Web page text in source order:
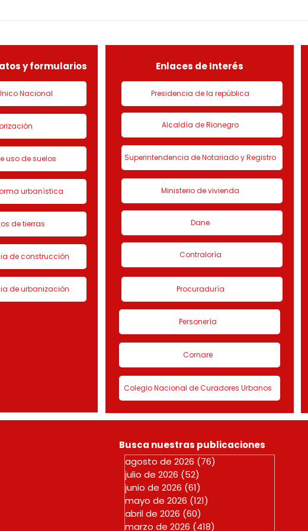
de urbanización 1 denominado
y formularios
Nacional
uso de suelos
urbanística
de tierras
de construcción
de urbanización
Enlaces de Interés
Presidencia de la república
Alcaldía de Rionegro
Superintendencia de Notariado y Registro
Ministerio de vivienda
Dane
Contraloría
Procuraduría
Personería
Cornare
Colegio Nacional de Curadores Urbanos
Busca nuestras publicaciones
agosto de 2026 (76)
julio de 2026 (52)
junio de 2026 (61)
mayo de 2026 (121)
abril de 2026 (60)
marzo de 2026 (418)